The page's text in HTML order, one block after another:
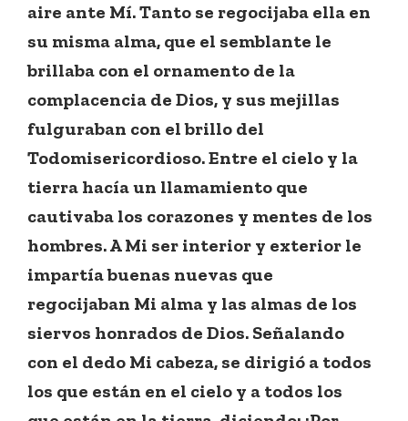
aire ante Mí. Tanto se regocijaba ella en
su misma alma, que el semblante le
brillaba con el ornamento de la
complacencia de Dios, y sus mejillas
fulguraban con el brillo del
Todomisericordioso. Entre el cielo y la
tierra hacía un llamamiento que
cautivaba los corazones y mentes de los
hombres. A Mi ser interior y exterior le
impartía buenas nuevas que
regocijaban Mi alma y las almas de los
siervos honrados de Dios. Señalando
con el dedo Mi cabeza, se dirigió a todos
los que están en el cielo y a todos los